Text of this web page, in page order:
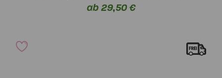
ab 29,50 €